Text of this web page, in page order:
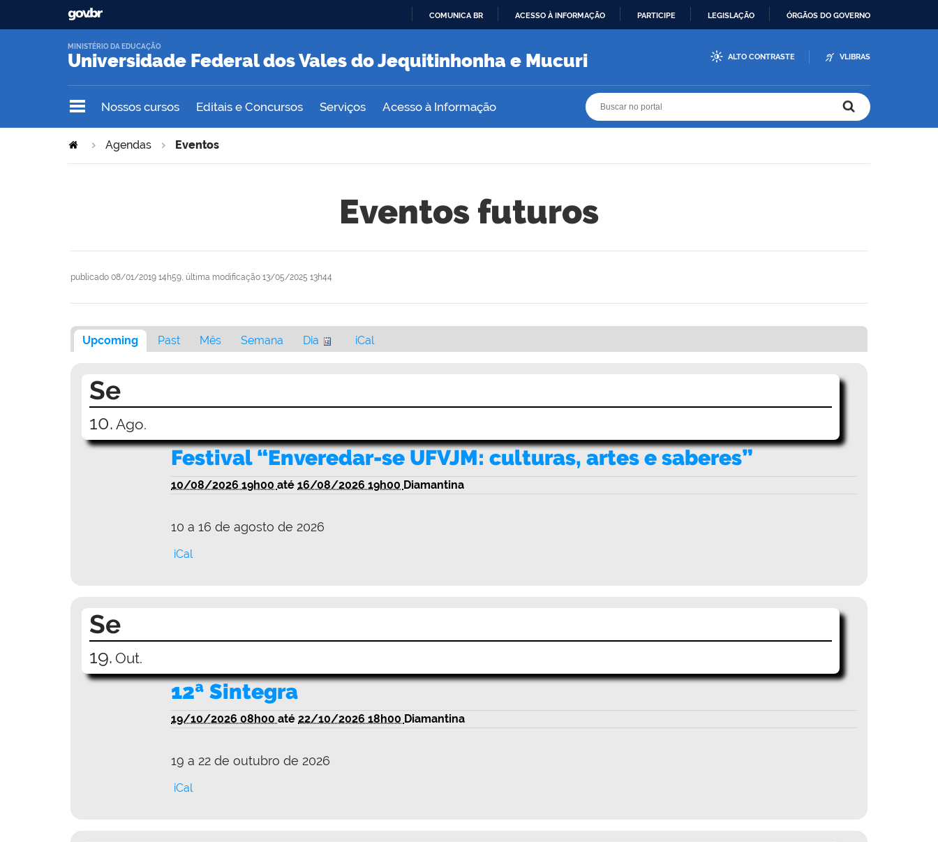
O
COMUNICA BR ACESSO À INFORMAÇÃO PARTICIPE LEGISLAÇÃO ÓRGÃOS DO GOVERNO
Universidade Federal dos Vales do Jequitinhonha e Mucuri
MINISTÉRIO DA EDUCAÇÃO
ALTO CONTRASTE VLIBRAS
Nossos cursos Editais e Concursos Serviços Acesso à Informação
Agendas Eventos
Eventos futuros
publicado 08/01/2019 14h59, última modificação 13/05/2025 13h44
Upcoming Past Mês Semana Dia iCal
Se
10. Ago.
Festival “Enveredar-se UFVJM: culturas, artes e saberes”
10/08/2026 19h00 até 16/08/2026 19h00 Diamantina
10 a 16 de agosto de 2026
iCal
Se
19. Out.
12ª Sintegra
19/10/2026 08h00 até 22/10/2026 18h00 Diamantina
19 a 22 de outubro de 2026
iCal